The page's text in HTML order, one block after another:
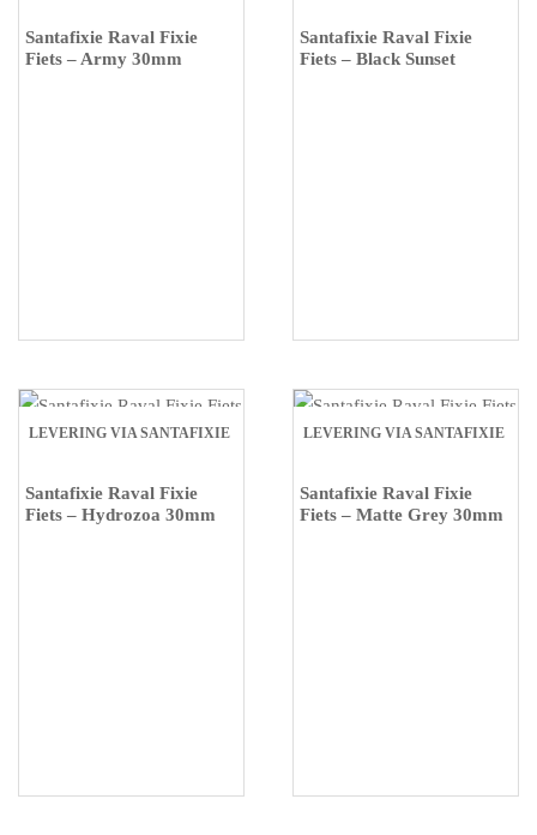
Santafixie Raval Fixie
Fiets – Army 30mm
Santafixie Raval Fixie
Fiets – Black Sunset
LEVERING VIA SANTAFIXIE
Santafixie Raval Fixie
Fiets – Hydrozoa 30mm
LEVERING VIA SANTAFIXIE
Santafixie Raval Fixie
Fiets – Matte Grey 30mm